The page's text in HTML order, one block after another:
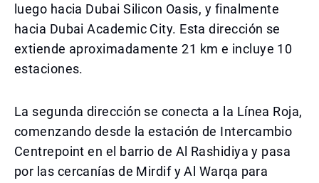
luego hacia Dubai Silicon Oasis, y finalmente
hacia Dubai Academic City. Esta dirección se
extiende aproximadamente 21 km e incluye 10
estaciones.
La segunda dirección se conecta a la Línea Roja,
comenzando desde la estación de Intercambio
Centrepoint en el barrio de Al Rashidiya y pasa
por las cercanías de Mirdif y Al Warqa para